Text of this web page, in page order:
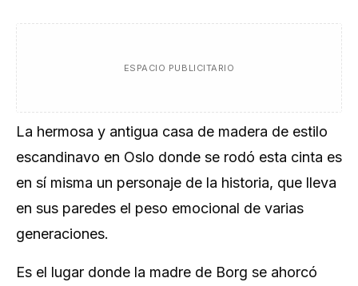
ESPACIO PUBLICITARIO
La hermosa y antigua casa de madera de estilo
escandinavo en Oslo donde se rodó esta cinta es
en sí misma un personaje de la historia, que lleva
en sus paredes el peso emocional de varias
generaciones.
Es el lugar donde la madre de Borg se ahorcó